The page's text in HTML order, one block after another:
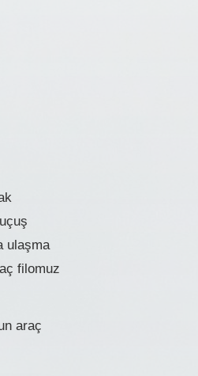
ulaşma
filomuz
araç